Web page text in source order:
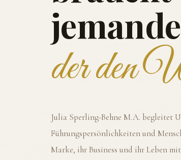
der den
Julia Sperling-Behne M.A. begleitet
Führungspersönlichkeiten und
Marke, ihr Business und ihr Leben